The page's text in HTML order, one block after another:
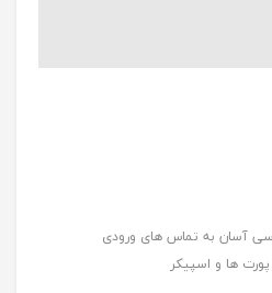
آسان به تماس های ورودی
ها و اسپیکر